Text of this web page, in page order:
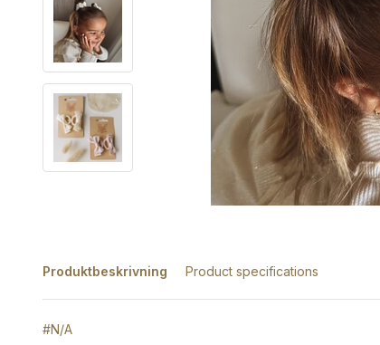
Produktbeskrivning Product specifications
#N/A